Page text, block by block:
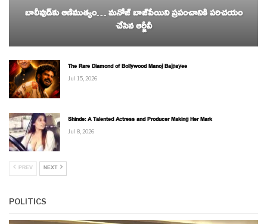
బాలీవుడ్‌కు ఆణిముత్యం… మనోజ్ బాజ్‌పేయిని ప్రపంచానికి పరిచయం
చేసిన ఆర్జీవీ
The Rare Diamond of Bollywood Manoj Bajpayee
Jul 15, 2026
Shinde: A Talented Actress and Producer Making Her Mark
Jul 8, 2026
PREV NEXT
POLITICS